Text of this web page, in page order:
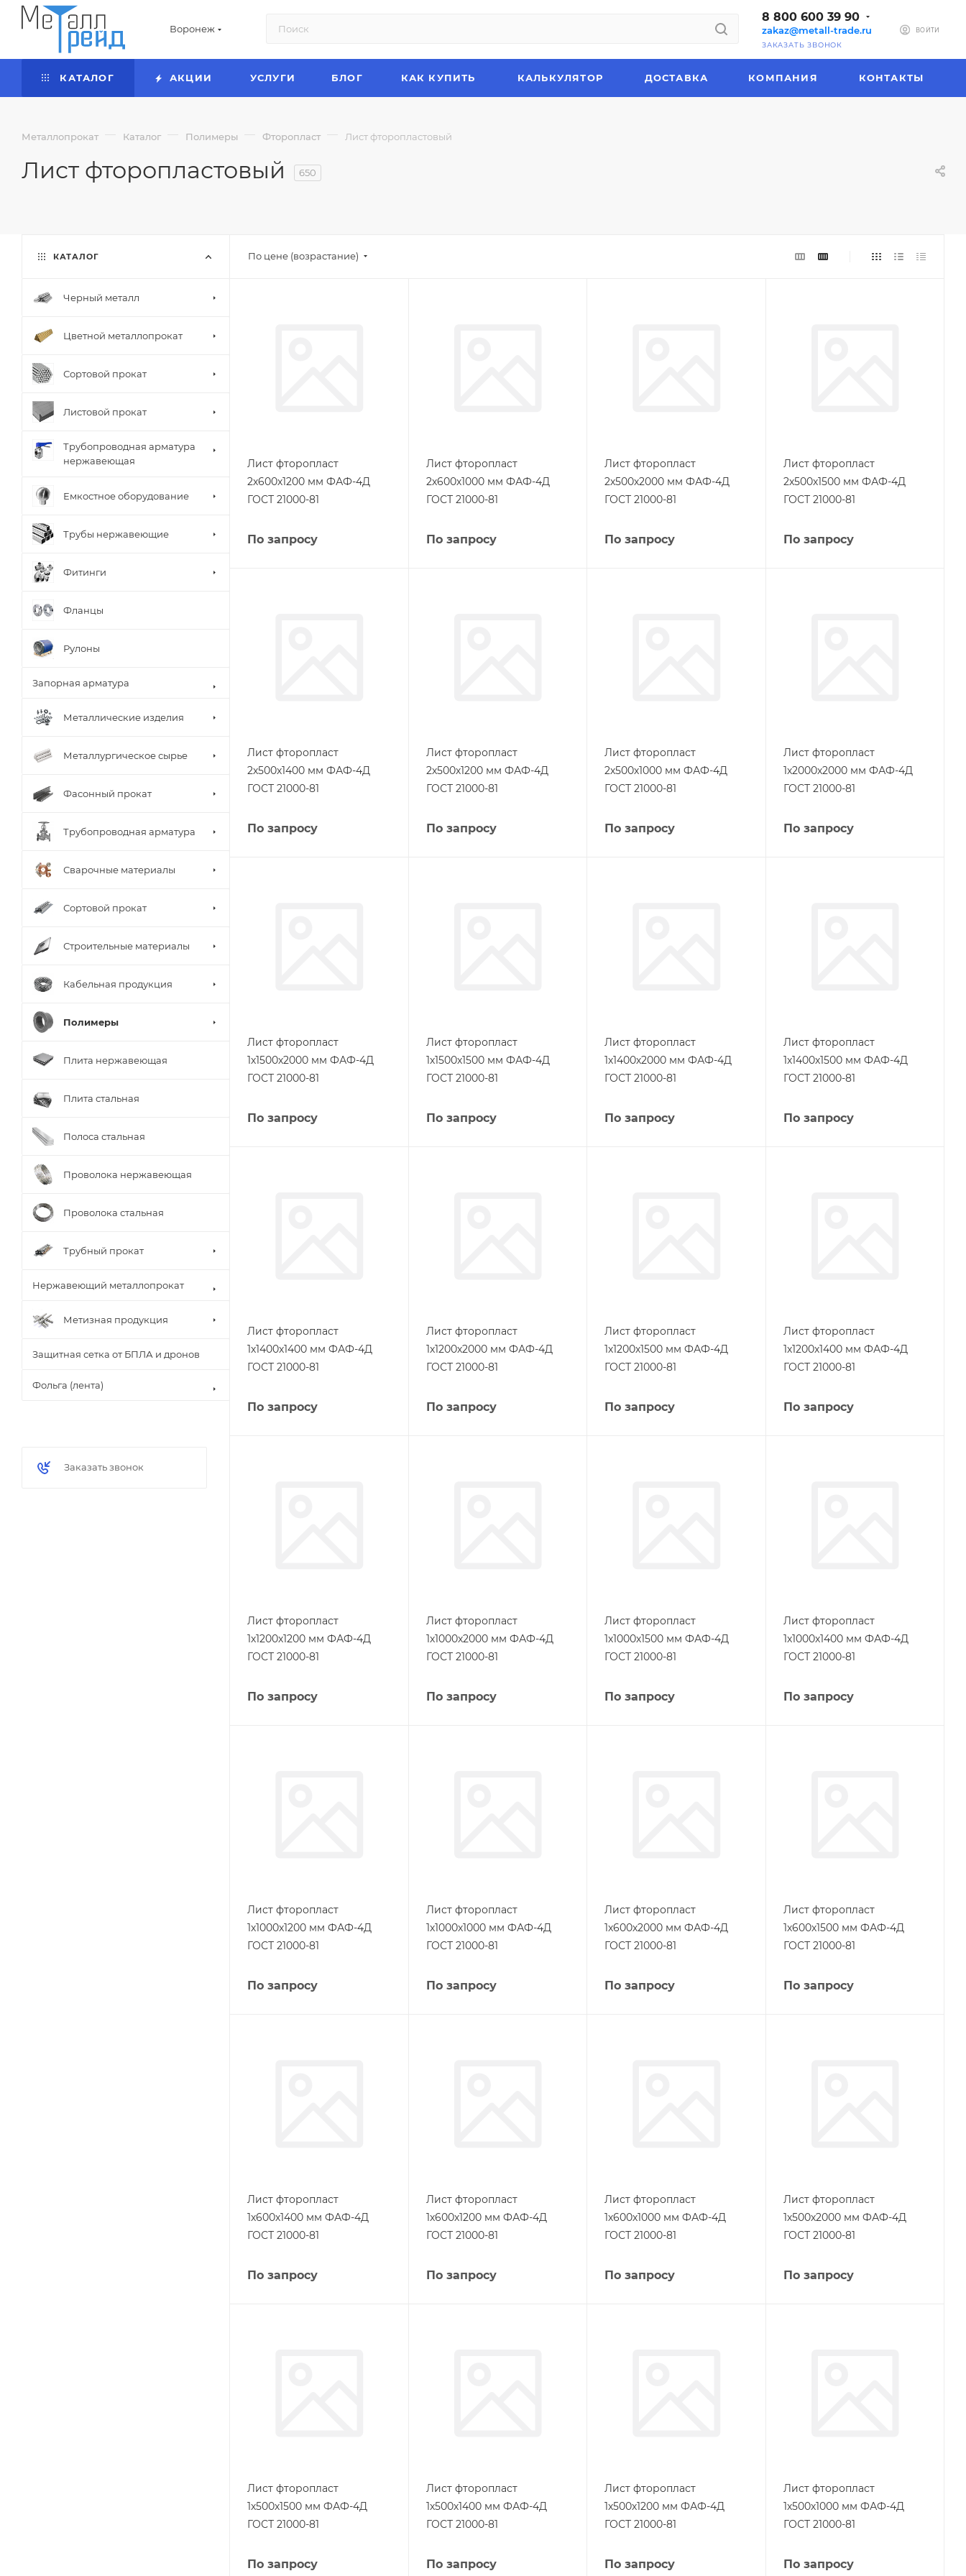
Воронеж
8 800 600 39 90
zakaz@metall-trade.ru
ЗАКАЗАТЬ ЗВОНОК
ВОЙТИ
КАТАЛОГ АКЦИИ УСЛУГИ БЛОГ КАК КУПИТЬ КАЛЬКУЛЯТОР ДОСТАВКА КОМПАНИЯ КОНТАКТЫ
Металлопрокат — Каталог — Полимеры — Фторопласт — Лист фторопластовый
Лист фторопластовый 650
По цене (возрастание)
Лист фторопласт
2х600х1200 мм ФАФ-4Д
ГОСТ 21000-81
По запросу
Лист фторопласт
2х600х1000 мм ФАФ-4Д
ГОСТ 21000-81
По запросу
Лист фторопласт
2х500х2000 мм ФАФ-4Д
ГОСТ 21000-81
По запросу
Лист фторопласт
2х500х1500 мм ФАФ-4Д
ГОСТ 21000-81
По запросу
Лист фторопласт
2х500х1400 мм ФАФ-4Д
ГОСТ 21000-81
По запросу
Лист фторопласт
2х500х1200 мм ФАФ-4Д
ГОСТ 21000-81
По запросу
Лист фторопласт
2х500х1000 мм ФАФ-4Д
ГОСТ 21000-81
По запросу
Лист фторопласт
1х2000х2000 мм ФАФ-4Д
ГОСТ 21000-81
По запросу
Лист фторопласт
1х1500х2000 мм ФАФ-4Д
ГОСТ 21000-81
По запросу
Лист фторопласт
1х1500х1500 мм ФАФ-4Д
ГОСТ 21000-81
По запросу
Лист фторопласт
1х1400х2000 мм ФАФ-4Д
ГОСТ 21000-81
По запросу
Лист фторопласт
1х1400х1500 мм ФАФ-4Д
ГОСТ 21000-81
По запросу
Лист фторопласт
1х1400х1400 мм ФАФ-4Д
ГОСТ 21000-81
По запросу
Лист фторопласт
1х1200х2000 мм ФАФ-4Д
ГОСТ 21000-81
По запросу
Лист фторопласт
1х1200х1500 мм ФАФ-4Д
ГОСТ 21000-81
По запросу
Лист фторопласт
1х1200х1400 мм ФАФ-4Д
ГОСТ 21000-81
По запросу
Лист фторопласт
1х1200х1200 мм ФАФ-4Д
ГОСТ 21000-81
По запросу
Лист фторопласт
1х1000х2000 мм ФАФ-4Д
ГОСТ 21000-81
По запросу
Лист фторопласт
1х1000х1500 мм ФАФ-4Д
ГОСТ 21000-81
По запросу
Лист фторопласт
1х1000х1400 мм ФАФ-4Д
ГОСТ 21000-81
По запросу
Лист фторопласт
1х1000х1200 мм ФАФ-4Д
ГОСТ 21000-81
По запросу
Лист фторопласт
1х1000х1000 мм ФАФ-4Д
ГОСТ 21000-81
По запросу
Лист фторопласт
1х600х2000 мм ФАФ-4Д
ГОСТ 21000-81
По запросу
Лист фторопласт
1х600х1500 мм ФАФ-4Д
ГОСТ 21000-81
По запросу
Лист фторопласт
1х600х1400 мм ФАФ-4Д
ГОСТ 21000-81
По запросу
Лист фторопласт
1х600х1200 мм ФАФ-4Д
ГОСТ 21000-81
По запросу
Лист фторопласт
1х600х1000 мм ФАФ-4Д
ГОСТ 21000-81
По запросу
Лист фторопласт
1х500х2000 мм ФАФ-4Д
ГОСТ 21000-81
По запросу
Лист фторопласт
1х500х1500 мм ФАФ-4Д
ГОСТ 21000-81
По запросу
Лист фторопласт
1х500х1400 мм ФАФ-4Д
ГОСТ 21000-81
По запросу
Лист фторопласт
1х500х1200 мм ФАФ-4Д
ГОСТ 21000-81
По запросу
Лист фторопласт
1х500х1000 мм ФАФ-4Д
ГОСТ 21000-81
По запросу
КАТАЛОГ
Черный металл
Цветной металлопрокат
Сортовой прокат
Листовой прокат
Трубопроводная арматура
нержавеющая
Емкостное оборудование
Трубы нержавеющие
Фитинги
Фланцы
Рулоны
Запорная арматура
Металлические изделия
Металлургическое сырье
Фасонный прокат
Трубопроводная арматура
Сварочные материалы
Сортовой прокат
Строительные материалы
Кабельная продукция
Полимеры
Плита нержавеющая
Плита стальная
Полоса стальная
Проволока нержавеющая
Проволока стальная
Трубный прокат
Нержавеющий металлопрокат
Метизная продукция
Защитная сетка от БПЛА и дронов
Фольга (лента)
Заказать звонок